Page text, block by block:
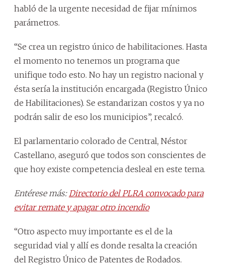
habló de la urgente necesidad de fijar mínimos
parámetros.
“Se crea un registro único de habilitaciones. Hasta
el momento no tenemos un programa que
unifique todo esto. No hay un registro nacional y
ésta sería la institución encargada (Registro Único
de Habilitaciones). Se estandarizan costos y ya no
podrán salir de eso los municipios”, recalcó.
El parlamentario colorado de Central, Néstor
Castellano, aseguró que todos son conscientes de
que hoy existe competencia desleal en este tema.
Entérese más: Directorio del PLRA convocado para
evitar remate y apagar otro incendio
“Otro aspecto muy importante es el de la
seguridad vial y allí es donde resalta la creación
del Registro Único de Patentes de Rodados.